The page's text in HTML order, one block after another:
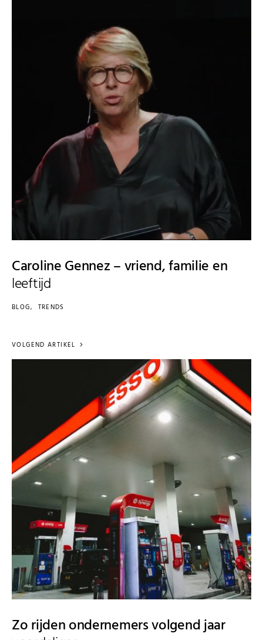
Caroline Gennez – vriend, familie en
leeftijd
BLOG TRENDS
VOLGEND ARTIKEL
Zo rijden ondernemers volgend jaar